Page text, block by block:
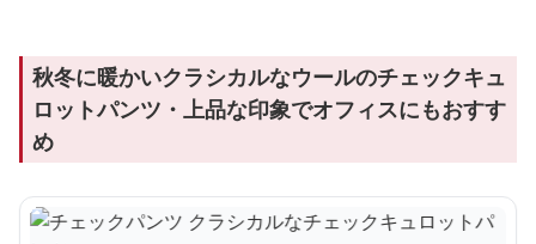
秋冬に暖かいクラシカルなウールのチェックキュ
ロットパンツ・上品な印象でオフィスにもおすす
め